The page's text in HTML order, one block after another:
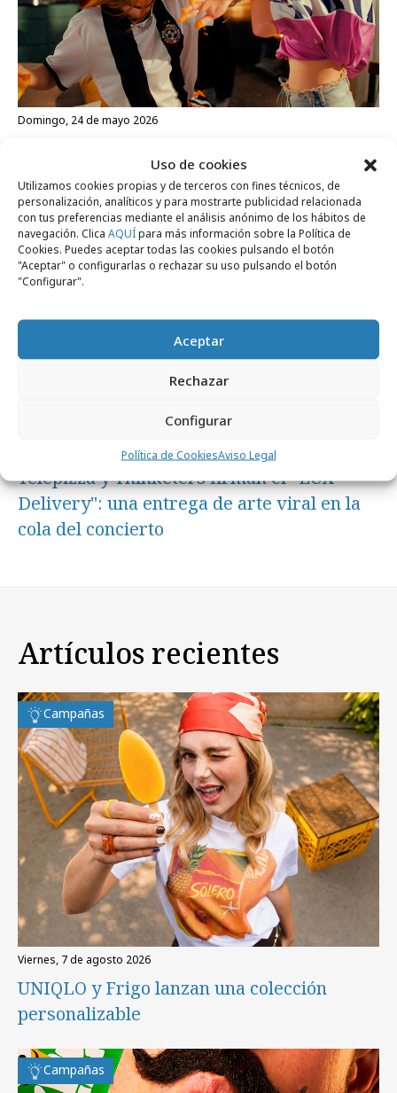
Uso de cookies
Utilizamos cookies propias y de terceros con fines técnicos, de
personalización, analíticos y para mostrarte publicidad relacionada
con tus preferencias mediante el análisis anónimo de los hábitos de
navegación. Clica AQUÍpara más información sobre la Política de
Cookies. Puedes aceptar todas las cookies pulsando el botón
"Aceptar" o configurarlas o rechazar su uso pulsando el botón
"Configurar".
Aceptar
Rechazar
Configurar
Política de CookiesAviso Legal
domingo, 24 de mayo 2026
para disfrutar del Mundial
Campañas
viernes, 17 de abril 2026
Telepizza y Thinketers firman el “LUX
Delivery": una entrega de arte viral en la
cola del concierto
Artículos recientes
Campañas
viernes, 7 de agosto 2026
UNIQLO y Frigo lanzan una colección
personalizable
Campañas